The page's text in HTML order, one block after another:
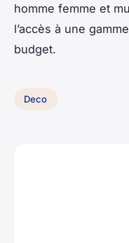
homme femme et
l’accès à une
budget.
Deco